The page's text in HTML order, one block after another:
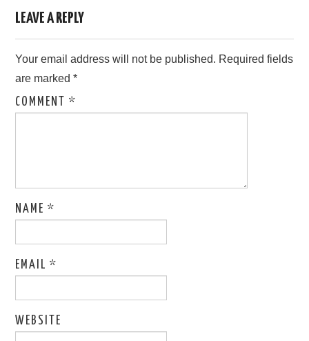
LEAVE A REPLY
Your email address will not be published. Required fields
are marked*
COMMENT*
NAME*
EMAIL*
WEBSITE